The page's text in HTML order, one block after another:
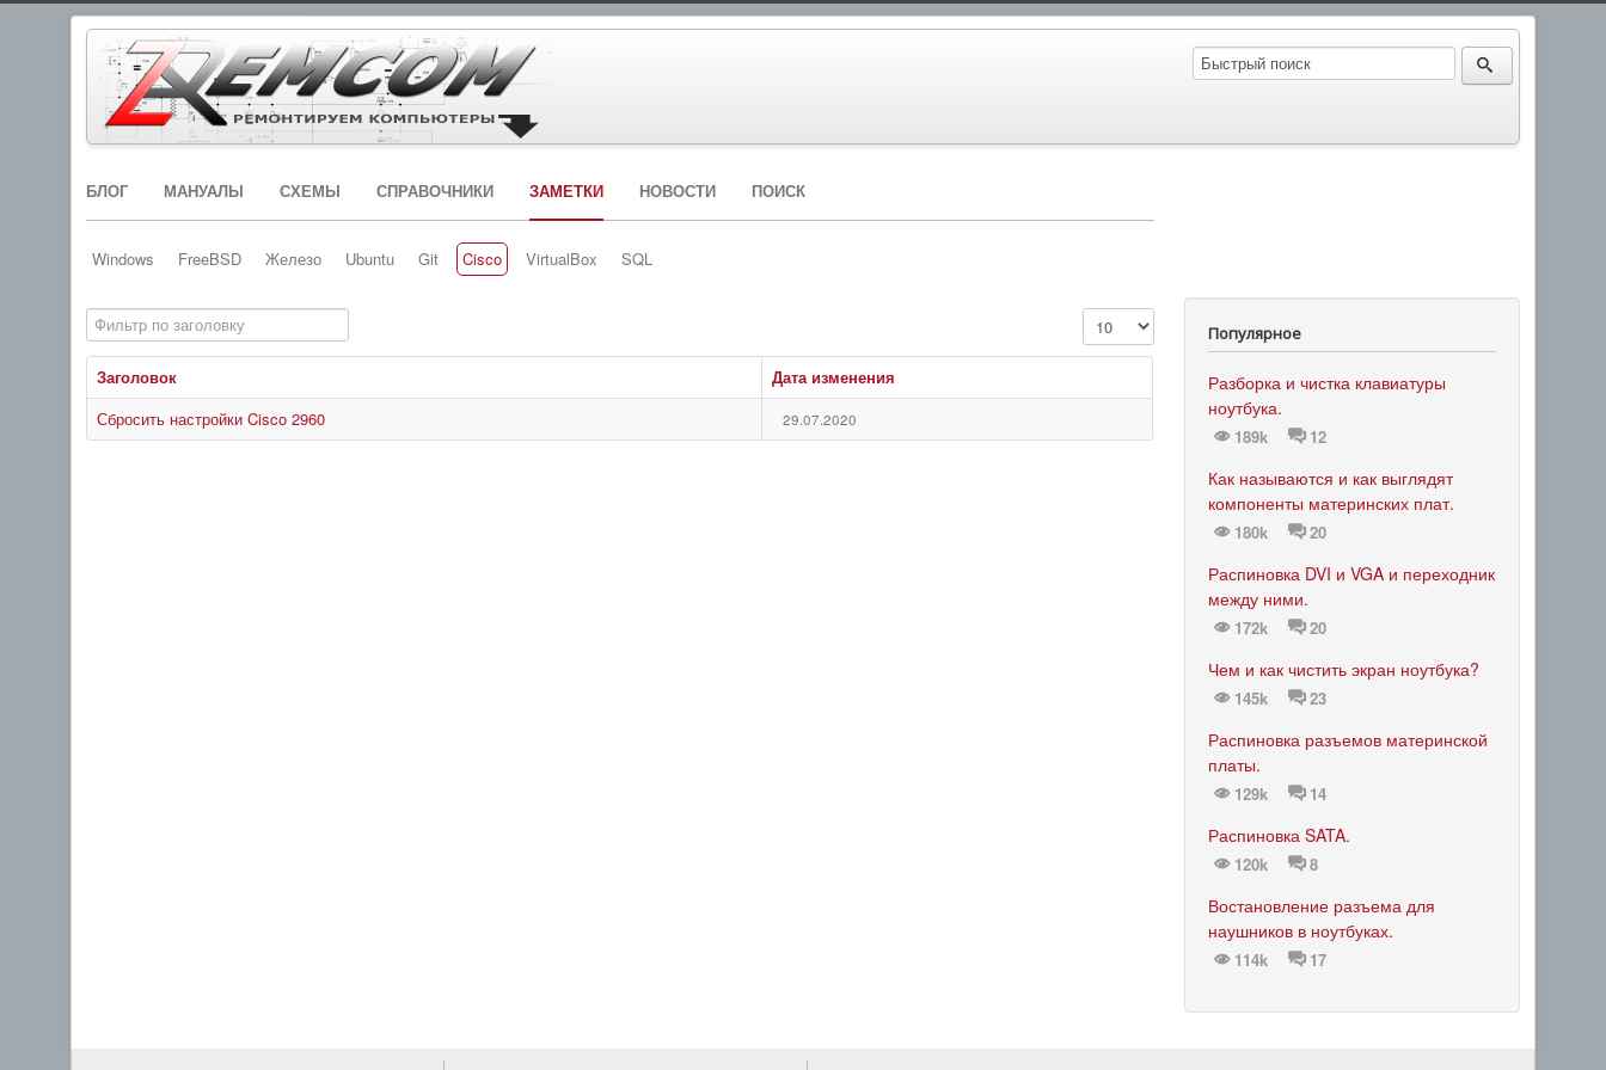
БЛОГ МАНУАЛЫ СХЕМЫ СПРАВОЧНИКИ ЗАМЕТКИ НОВОСТИ ПОИСК
Windows FreeBSD Железо Ubuntu Git Cisco VirtualBox SQL
Фильтр по заголовку Кол-во строк:
Заголовок
Дата изменения
Сбросить настройки Cisco 2960
29.07.2020
Популярное
Разборка и чистка клавиатуры
ноутбука.
189k 12
Как называются и как выглядят
компоненты материнских плат.
180k 20
Распиновка DVI и VGA и переходник
между ними.
172k 20
Чем и как чистить экран ноутбука?
145k 23
Распиновка разъемов материнской
платы.
129k 14
Распиновка SATA.
120k 8
Востановление разъема для
наушников в ноутбуках.
114k 17